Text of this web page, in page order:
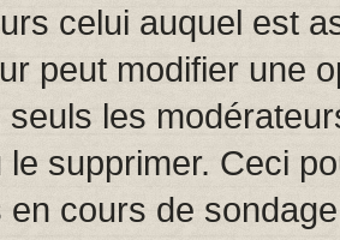
celui auquel est
peut modifier une
seuls les
le supprimer. Ceci
en cours de